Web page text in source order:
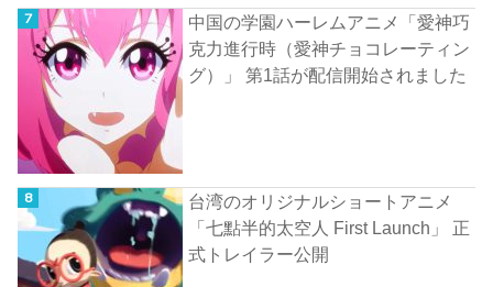
中国の学園ハーレムアニメ「愛神巧
克力進行時（愛神チョコレーティン
グ）」 第1話が配信開始されました
台湾のオリジナルショートアニメ
「七點半的太空人 First Launch」 正
式トレイラー公開